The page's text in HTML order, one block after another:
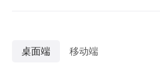
桌面端 移动端